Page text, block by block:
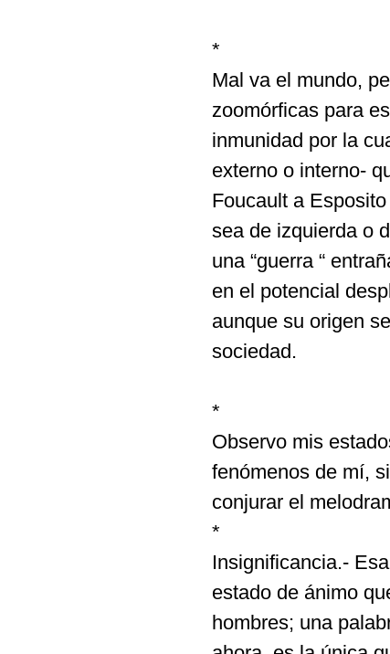
*
Mal va el mundo,
zoomórficas para
inmunidad por la
externo o interno-
Foucault a
sea de izquierda o
una “guerra “
en el potencial
aunque su origen
sociedad.
*
Observo mis
fenómenos de mí,
conjurar el
*
Insignificancia.-
estado de ánimo
hombres; una